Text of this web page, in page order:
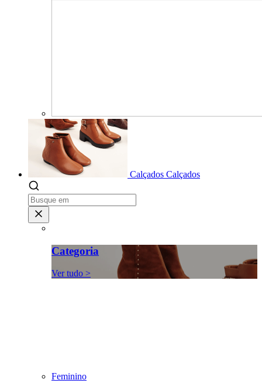
Calçados Calçados
Categoria
Ver tudo >
Feminino